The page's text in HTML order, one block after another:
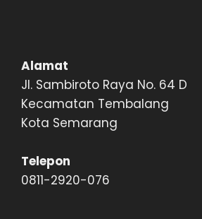
Alamat
Jl. Sambiroto Raya No. 64 D
Kecamatan Tembalang
Kota Semarang
Telepon
0811-2920-076